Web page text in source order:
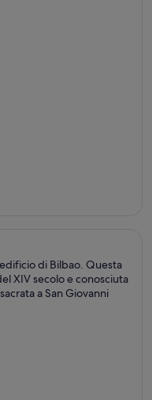
di Bilbao. Questa
XIV secolo e conosciuta
a San Giovanni